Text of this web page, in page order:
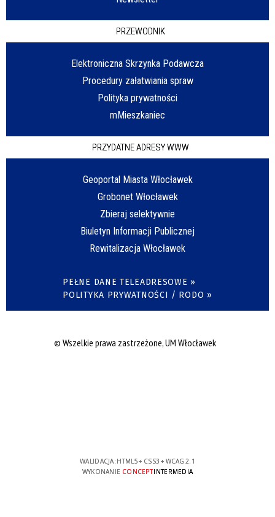
PRZEWODNIK
Elektroniczna Skrzynka Podawcza
Procedury załatwiania spraw
Polityka prywatności
mMieszkaniec
PRZYDATNE ADRESY WWW
Geoportal Miasta Włocławek
Grobonet Włocławek
Zbieraj selektywnie
Biuletyn Informacji Publicznej
Rewitalizacja Włocławek
PEŁNE DANE TELEADRESOWE »
POLITYKA PRYWATNOŚCI / RODO »
© Wszelkie prawa zastrzeżone, UM Włocławek
WALIDACJA: HTML5+ CSS3 + WCAG 2.1
WYKONANIE CONCEPTINTERMEDIA